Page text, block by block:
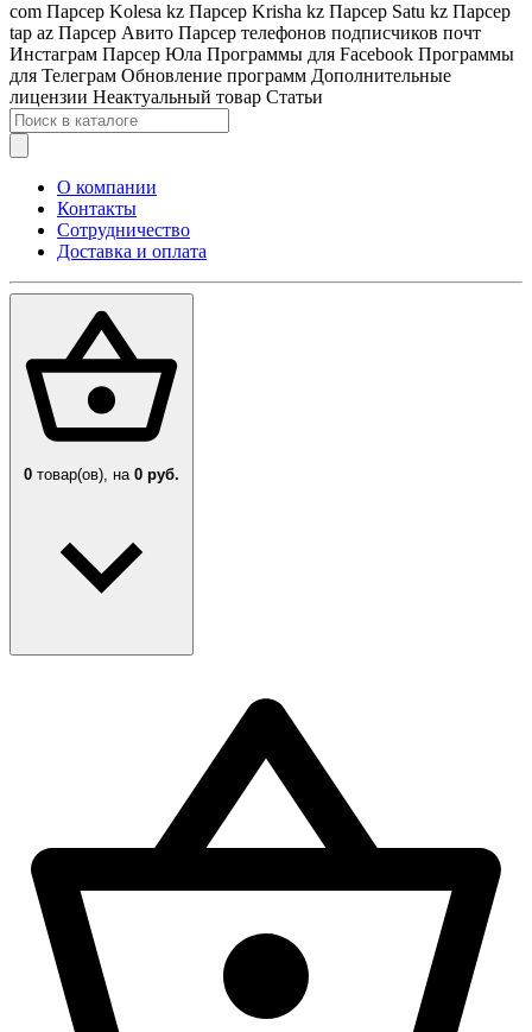
com Парсер Kolesa kz Парсер Krisha kz Парсер Satu kz Парсер
tap az Парсер Авито Парсер телефонов подписчиков почт
Инстаграм Парсер Юла Программы для Facebook Программы
для Телеграм Обновление программ Дополнительные
лицензии Неактуальный товар Статьи
О компании
Контакты
Сотрудничество
Доставка и оплата
0 товар(ов), на 0 руб.